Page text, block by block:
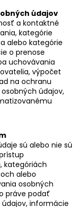
údajov
a kontaktné
kategórie
alebo kategórie
o prenose
uchovávania
výpočet
na ochranu
údajov,
sú alebo nie sú
kategóriách
alebo
osobných
práve podať
informácie